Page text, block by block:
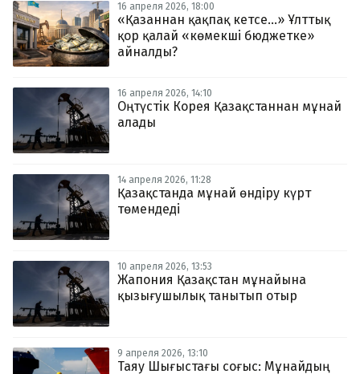
16 апреля 2026, 18:00
«Қазаннан қақпақ кетсе...» Ұлттық
қор қалай «көмекші бюджетке»
айналды?
16 апреля 2026, 14:10
Оңтүстік Корея Қазақстаннан мұнай
алады
14 апреля 2026, 11:28
Қазақстанда мұнай өндіру күрт
төмендеді
10 апреля 2026, 13:53
Жапония Қазақстан мұнайына
қызығушылық танытып отыр
9 апреля 2026, 13:10
Таяу Шығыстағы соғыс: Мұнайдың